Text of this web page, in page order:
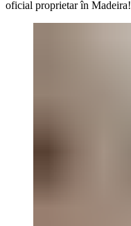
oficial proprietar în Madeira!